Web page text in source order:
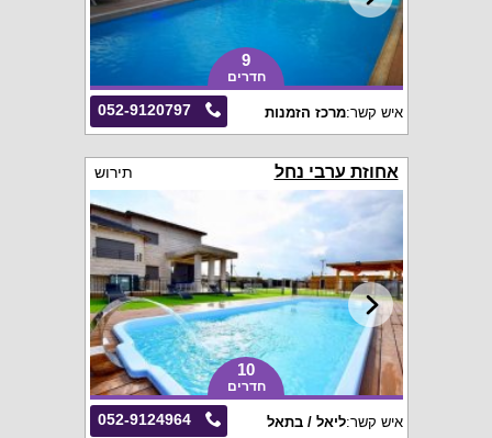
9
חדרים
052-9120797 איש קשר:מרכז הזמנות
אחוזת ערבי נחל תירוש
10
חדרים
052-9124964 איש קשר:ליאל / בתאל